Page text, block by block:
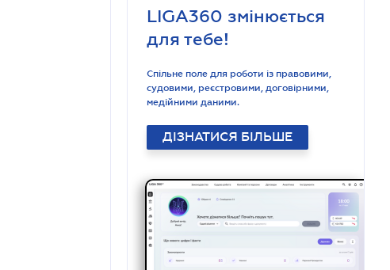
LIGA360 змінюється
для тебе!
Спільне поле для роботи із правовими,
судовими, реєстровими, договірними,
медійними даними.
ДІЗНАТИСЯ БІЛЬШЕ